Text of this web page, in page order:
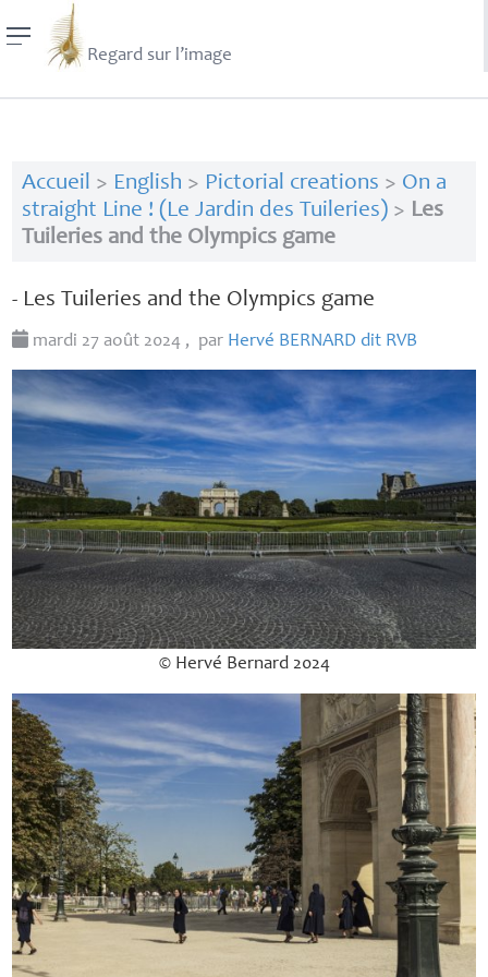
Regard sur l’image
Accueil > English > Pictorial creations > On a
straight Line ! (Le Jardin des Tuileries)> Les
Tuileries and the Olympics game
- Les Tuileries and the Olympics game
mardi 27 août 2024 , par Hervé BERNARD dit RVB
© Hervé Bernard 2024